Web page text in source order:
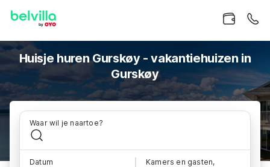
Huisje huren Gurskøy - vakantiehuizen in
Gurskøy
Waar wil je naartoe?
Datum Kamers en gasten,